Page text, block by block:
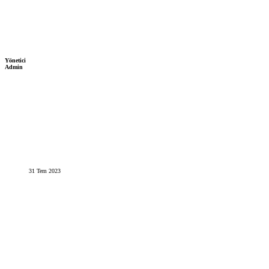
Yönetici
Admin
31 Tem 2023